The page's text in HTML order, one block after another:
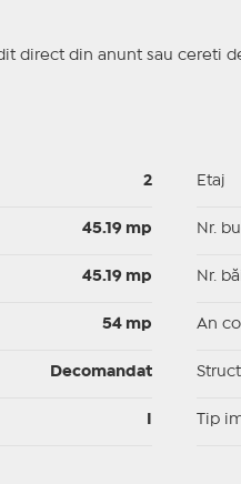
direct din anunt sau cereti
2
45.19 mp
45.19 mp
54 mp
Decomandat
Etaj
Nr.
Nr.
An
Tip